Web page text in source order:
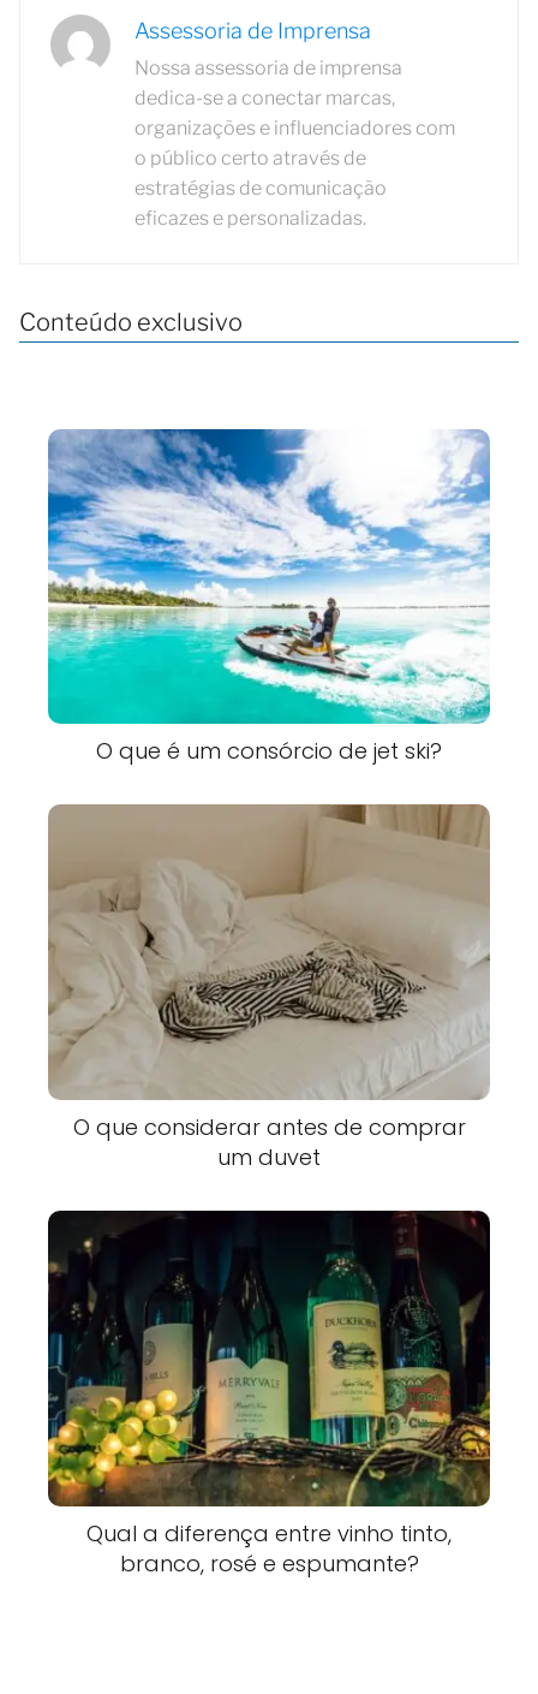
Assessoria de Imprensa
Nossa assessoria de imprensa
dedica-se a conectar marcas,
organizações e influenciadores com
o público certo através de
estratégias de comunicação
eficazes e personalizadas.
Conteúdo exclusivo
O que é um consórcio de jet ski?
O que considerar antes de comprar
um duvet
Qual a diferença entre vinho tinto,
branco, rosé e espumante?